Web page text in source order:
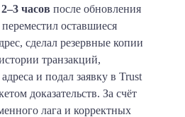
2–3 часов после обновления
оставшиеся
сделал резервные копии
транзакций,
и подал заявку в Trust
доказательств. За счёт
лага и корректных